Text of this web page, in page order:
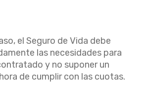
el Seguro de Vida debe
las necesidades para
y no suponer un
de cumplir con las cuotas.